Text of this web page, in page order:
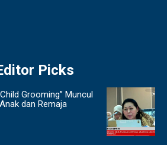
Picks
Grooming” Muncul
dan Remaja